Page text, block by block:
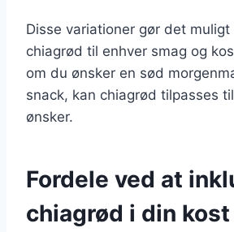
Disse variationer gør det
chiagrød til enhver smag og
om du ønsker en sød
snack, kan chiagrød tilpasses
ønsker.
Fordele ved at
chiagrød i din kost